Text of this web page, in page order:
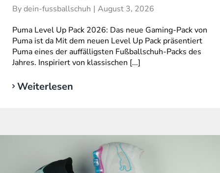
Bydein-fussballschuh | August 3, 2026
Puma Level Up Pack 2026: Das neue Gaming-Pack von
Puma ist da Mit dem neuen Level Up Pack präsentiert
Puma eines der auffälligsten Fußballschuh-Packs des
Jahres. Inspiriert von klassischen [...]
Weiterlesen